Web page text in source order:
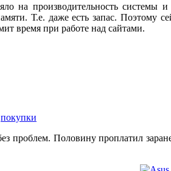
на производительность
Т.е. даже есть запас. Поэтому
время при работе над сайтами.
покупки
проблем. Половину проплатил